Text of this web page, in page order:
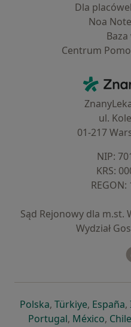
Dla
Noa
Centrum
ul.
01-217
NIP:
KRS:
Sąd Rejonowy dla m.st.
Wydział
Polskaotwiera się w
, Türkiyeotwiera
, España,
Portugalotwiera się w
, México, Chile